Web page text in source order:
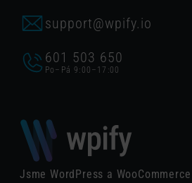
support@wpify.io
601 503 650
Po–Pá 9:00–17:00
Jsme WordPress a